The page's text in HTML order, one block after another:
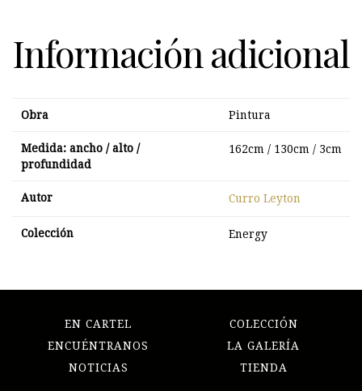
Información adicional
Obra Pintura
Medida: ancho / alto /
profundidad
162cm / 130cm / 3cm
Autor Curro Leyton
Colección Energy
EN CARTEL
COLECCIÓN
ENCUÉNTRANOS
LA GALERÍA
NOTICIAS
TIENDA